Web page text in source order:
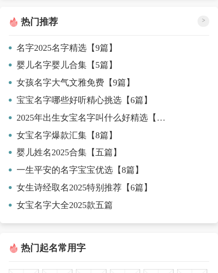
热门推荐 >
名字2025名字精选【9篇】
婴儿名字婴儿合集【5篇】
女孩名字大气文雅免费【9篇】
宝宝名字哪些好听精心挑选【6篇】
2025年出生女宝名字叫什么好精选【九篇】
女宝名字爆款汇集【8篇】
婴儿姓名2025合集【五篇】
一生平安的名字宝宝优选【8篇】
女生诗经取名2025特别推荐【6篇】
女宝名字大全2025款五篇
热门起名常用字